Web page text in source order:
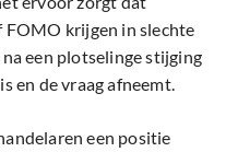
FOMO krijgen in slechte
een plotselinge stijging
en de vraag afneemt.
een positie